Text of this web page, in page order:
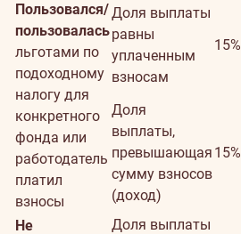
Пользовался/
пользовалась
льготами по
подоходному
налогу для
конкретного
фонда или
работодатель
платил
взносы
Доля выплаты
равны
уплаченным
взносам
15%
Доля
выплаты,
превышающая
сумму взносов
(доход)
15%
Не
Доля выплаты